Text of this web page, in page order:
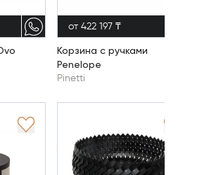
от 422 197 ₸
Корзина с ручками
Penelope
Pinetti